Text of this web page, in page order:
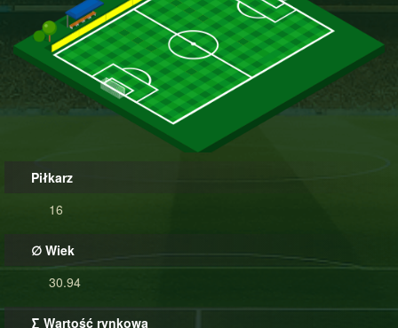
Piłkarz
16
∅ Wiek
30.94
∑ Wartość rynkowa